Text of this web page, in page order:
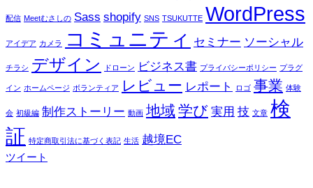
配信 Meetむさしの Sass shopify SNS TSUKUTTE WordPress
アイデア カメラ コミュニティ セミナー ソーシャル
チラシ デザイン ドローン ビジネス書 プライバシーポリシー プラグ
イン ホームページ ボランティア レビュー レポート ロゴ 事業 体験
会 初級編 制作ストーリー 動画 地域学び 実用 技 文章 検
証 特定商取引法に基づく表記 生活 越境EC
ツイート